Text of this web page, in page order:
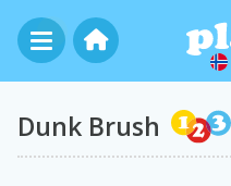
Dunk Brush